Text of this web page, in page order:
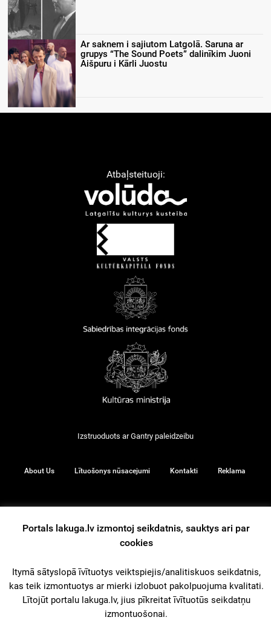
Ar saknem i sajiutom Latgolā. Saruna ar
grupys “The Sound Poets” dalinīkim Juoni
Aišpuru i Kārli Juostu
Atbaļsteituoji:
Izstruoduots arGantry paleidzeibu
About Us Lītuošonys nūsacejumi Kontakti Reklama
© 2026
iz augšu
Portals lakuga.lv izmontoj seikdatnis, sauktys ari par
cookies
Itymā sātyslopā īvītuotys veiktspiejis/analitiskuos seikdatnis,
kas teik izmontuotys ar mierki izlobuot pakolpuojuma kvalitati.
Lītojūt portalu lakuga.lv, jius pīkreitat īvītuotūs seikdatņu
izmontuošonai.